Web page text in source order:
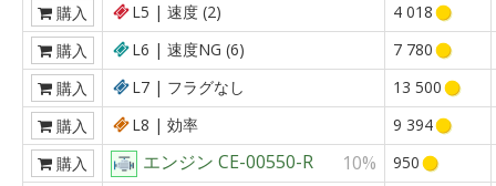
購入
L5 | 速度 (2)
4 018
購入
L6 | 速度NG (6)
7 780
購入
L7 | フラグなし
13 500
購入
L8 | 効率
9 394
購入
エンジン CE-00550-R 10%
950